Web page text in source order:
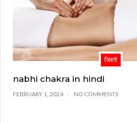
जिंदगी
nabhi chakra in hindi
FEBRUARY 1, 2024 NO COMMENTS